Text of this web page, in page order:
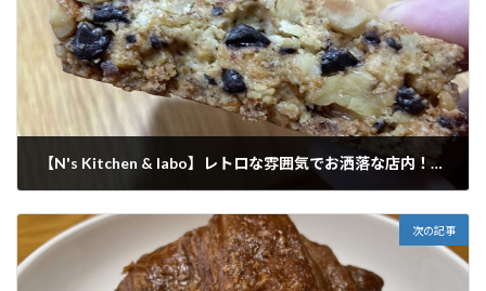
【N's Kitchen & labo】レトロな雰囲気でお洒落な店内！スコーンは味と香りが凄く良い！
次の記事